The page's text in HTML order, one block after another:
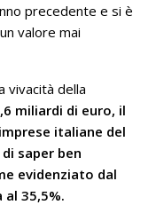
precedente e si è
valore mai
vivacità della
miliardi di euro, il
italiane del
saper ben
evidenziato dal
35,5%.